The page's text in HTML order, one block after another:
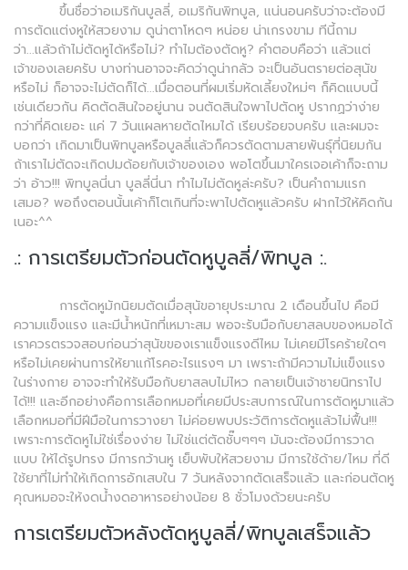
ขึ้นชื่อว่าอเมริกันบูลลี่, อเมริกันพิทบูล, แน่นอนครับว่าจะต้องมี
การตัดแต่งหูให้สวยงาม ดูน่าตาโหดๆ หน่อย น่าเกรงขาม ทีนี้ถาม
ว่า...แล้วถ้าไม่ตัดหูได้หรือไม่? ทำไมต้องตัดหู? คำตอบคือว่า แล้วแต่
เจ้าของเลยครับ บางท่านอาจจะคิดว่าดูน่ากลัว จะเป็นอันตรายต่อสุนัข
หรือไม่ ก็อาจจะไม่ตัดก็ได้...เมื่อตอนที่ผมเริ่มหัดเลี้ยงใหม่ๆ ก็คิดแบบนี้
เช่นเดียวกัน คิดตัดสินใจอยู่นาน จนตัดสินใจพาไปตัดหู ปรากฏว่าง่าย
กว่าที่คิดเยอะ แค่ 7 วันแผลหายตัดไหมได้ เรียบร้อยจบครับ และผมจะ
บอกว่า เกิดมาเป็นพิทบูลหรือบูลลี่แล้วก็ควรตัดตามสายพันธุ์ที่นิยมกัน
ถ้าเราไม่ตัดจะเกิดปมด้อยกับเจ้าของเอง พอโตขึ้นมาใครเจอเค้าก็จะถาม
ว่า อ้าว!!! พิทบูลนี่นา บูลลี่นี่นา ทำไมไม่ตัดหูล่ะครับ? เป็นคำถามแรก
เสมอ? พอถึงตอนนั้นเค้าก็โตเกินที่จะพาไปตัดหูแล้วครับ ฝากไว้ให้คิดกัน
เนอะ^^
.: การเตรียมตัวก่อนตัดหูบูลลี่/พิทบูล :.
การตัดหูมักนิยมตัดเมื่อสุนัขอายุประมาณ 2 เดือนขึ้นไป คือมี
ความแข็งแรง และมีน้ำหนักที่เหมาะสม พอจะรับมือกับยาสลบของหมอได้
เราควรตรวจสอบก่อนว่าสุนัขของเราแข็งแรงดีไหม ไม่เคยมีโรคร้ายใดๆ
หรือไม่เคยผ่านการให้ยาแก้โรคอะไรแรงๆ มา เพราะถ้ามีความไม่แข็งแรง
ในร่างกาย อาจจะทำให้รับมือกับยาสลบไม่ไหว กลายเป็นเจ้าชายนิทราไป
ได้!!! และอีกอย่างคือการเลือกหมอที่เคยมีประสบการณ์ในการตัดหูมาแล้ว
เลือกหมอที่มีฝีมือในการวางยา ไม่ค่อยพบประวัติการตัดหูแล้วไม่ฟื้น!!!
เพราะการตัดหูไม่ใช่เรื่องง่าย ไม่ใช่แต่ตัดชั๊บๆๆๆ มันจะต้องมีการวาด
แบบ ให้ได้รูปทรง มีการกว้านหู เย็บพับให้สวยงาม มีการใช้ด้าย/ไหม ที่ดี
ใช้ยาที่ไม่ทำให้เกิดการอักเสบใน 7 วันหลังจากตัดเสร็จแล้ว และก่อนตัดหู
คุณหมอจะให้งดน้ำงดอาหารอย่างน้อย 8 ชั่วโมงด้วยนะครับ
การเตรียมตัวหลังตัดหูบูลลี่/พิทบูลเสร็จแล้ว